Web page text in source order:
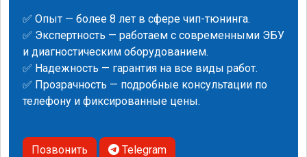
✅ Опыт — более 8 лет в сфере чип-тюнинга.
✅ Экспертность — работаем с современными ЭБУ
и диагностическим оборудованием.
✅ Надежность — гарантия на все виды работ.
✅ Прозрачность — подробные консультации по
телефону и фиксированные цены.
Позвонить Telegram